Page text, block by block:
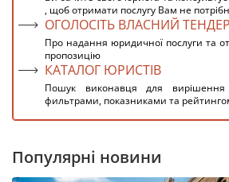
, щоб отримати послугу Вам не
ОГОЛОСІТЬ ВЛАСНИЙ ТЕНДЕР
Про надання юридичної послуги та
пропозицію
КАТАЛОГ ЮРИСТІВ
Пошук виконавця для
фильтрами, показниками та
Популярні новини